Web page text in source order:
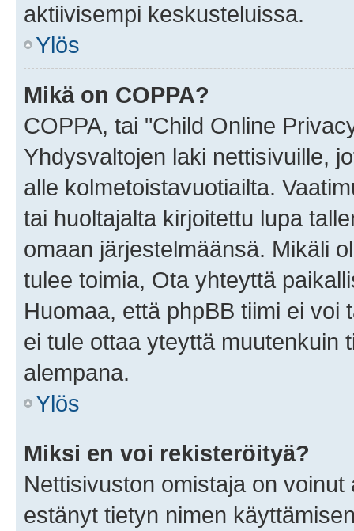
aktiivisempi keskusteluissa.
Ylös
Mikä on COPPA?
COPPA, tai "Child Online
Yhdysvaltojen laki nettisivuille,
alle kolmetoistavuotiailta.
tai huoltajalta kirjoitettu lupa
omaan järjestelmäänsä. Mikäli
tulee toimia, Ota yhteyttä
Huomaa, että phpBB tiimi ei
ei tule ottaa yteyttä muutenkuin
alempana.
Ylös
Miksi en voi rekisteröityä?
Nettisivuston omistaja on
estänyt tietyn nimen